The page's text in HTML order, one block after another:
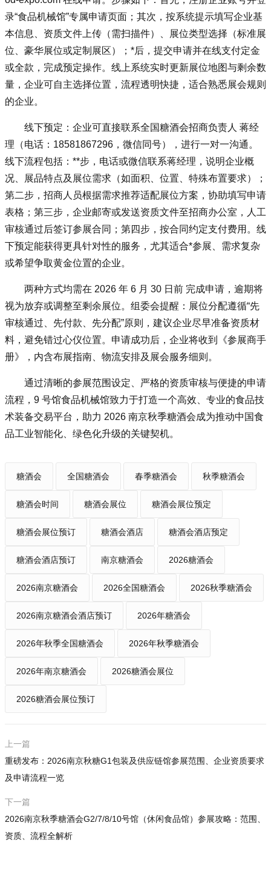
录“食品机械馆”专属申请页面；其次，按系统提示填写企业基
本信息、资质文件上传（需扫描件）、展位类型选择（标准展
位、豪华展位或定制展区）；*后，提交申请并在线支付定金
或全款，完成预定操作。线上系统实时更新展位地图与剩余数
量，企业可自主选择位置，流程透明快捷，适合熟悉展会规则
的企业。
线下预定：企业可直接联系全国糖酒会招商负责人 蒋经
理（电话：18581867296，微信同号），进行一对一沟通。
线下流程包括：**步，电话或微信联系蒋经理，说明企业概
况、展品特点及展位需求（如面积、位置、特殊布置要求）；
第二步，招商人员根据需求推荐适配展位方案，协助填写申请
表格；第三步，企业邮寄或发送资质文件至招商办公室，人工
审核通过后签订参展合同；第四步，按合同约定支付费用。线
下预定能获得更具针对性的服务，尤其适合*参展、需求复杂
或希望争取黄金位置的企业。
两种方式均需在 2026 年 6 月 30 日前 完成申请，逾期将
视为放弃或调整至剩余展位。组委会提醒：展位分配遵循“先
审核通过、先付款、先分配”原则，建议企业尽早准备资质材
料，避免错过心仪位置。申请成功后，企业将收到《参展商手
册》，内含布展指南、物流安排及展会服务细则。
通过清晰的参展范围设定、严格的资质审核与便捷的申请
流程，9 号馆食品机械馆致力于打造一个高效、专业的食品技
术装备交易平台，助力 2026 南京秋季糖酒会成为推动中国食
品工业智能化、绿色化升级的关键契机。
糖酒会 全国糖酒会 春季糖酒会 秋季糖酒会
糖酒会时间 糖酒会展位 糖酒会展位预定
糖酒会展位预订 糖酒会酒店 糖酒会酒店预定
糖酒会酒店预订 南京糖酒会 2026糖酒会
2026南京糖酒会 2026全国糖酒会 2026秋季糖酒会
2026南京糖酒会酒店预订 2026年糖酒会
2026年秋季全国糖酒会 2026年秋季糖酒会
2026年南京糖酒会 2026糖酒会展位
2026糖酒会展位预订
上一篇
重磅发布：2026南京秋糖G1包装及供应链馆参展范围、企业资质要求
及申请流程一览
下一篇
2026南京秋季糖酒会G2/7/8/10号馆（休闲食品馆）参展攻略：范围、
资质、流程全解析